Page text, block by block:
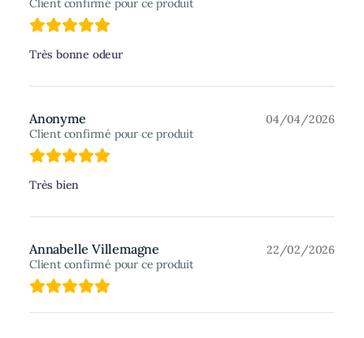
Client confirmé pour ce produit
Très bonne odeur
Anonyme
Client confirmé pour ce produit
04/04/2026
Très bien
Annabelle Villemagne
Client confirmé pour ce produit
22/02/2026